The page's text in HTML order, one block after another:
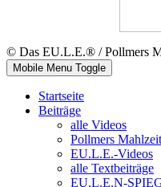
© Das EU.L.E.® / Pollmers
Mobile Menu Toggle
Startseite
Beiträge
alle Videos
Pollmers
EU.L.E.-Videos
alle Textbeiträge
EU.L.E.N-